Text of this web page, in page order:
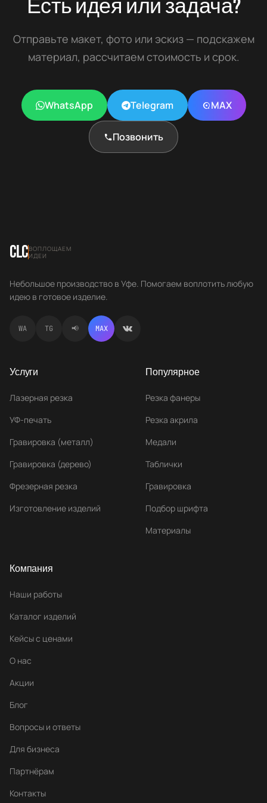
Есть идея или задача?
Отправьте макет, фото или эскиз — подскажем
материал, рассчитаем стоимость и срок.
WhatsApp Telegram MAX
Позвонить
CLCВОПЛОЩАЕМ
ИДЕИ
Небольшое производство в Уфе. Помогаем воплотить любую
идею в готовое изделие.
WA TG 📢 MAX
Услуги
Лазерная резка
УФ-печать
Гравировка (металл)
Гравировка (дерево)
Фрезерная резка
Изготовление изделий
Популярное
Резка фанеры
Резка акрила
Медали
Таблички
Гравировка
Подбор шрифта
Материалы
Компания
Наши работы
Каталог изделий
Кейсы с ценами
О нас
Акции
Блог
Вопросы и ответы
Для бизнеса
Партнёрам
Контакты